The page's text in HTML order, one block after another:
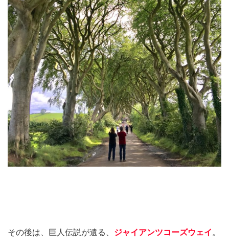
その後は、巨人伝説が遺る、 ジャイアンツコーズウェイ。